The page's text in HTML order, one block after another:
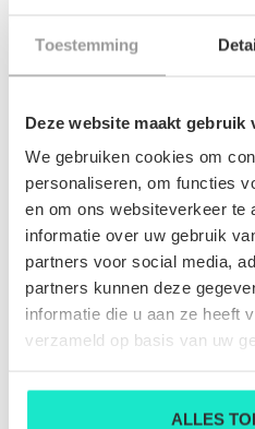
Toestemming
Deze website maakt gebruik
We gebruiken cookies om
personaliseren, om functies
en om ons websiteverkeer te
informatie over uw gebruik
partners voor social media,
partners kunnen deze
informatie die u aan ze heeft
verzameld op basis van uw
ALLES
HEREN-BROEK ATELIER
NOTERMAN
€199,00